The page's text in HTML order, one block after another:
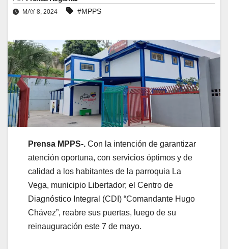
MAY 8, 2024 #MPPS
Prensa MPPS-. Con la intención de garantizar
atención oportuna, con servicios óptimos y de
calidad a los habitantes de la parroquia La
Vega, municipio Libertador; el Centro de
Diagnóstico Integral (CDI) “Comandante Hugo
Chávez”, reabre sus puertas, luego de su
reinauguración este 7 de mayo.